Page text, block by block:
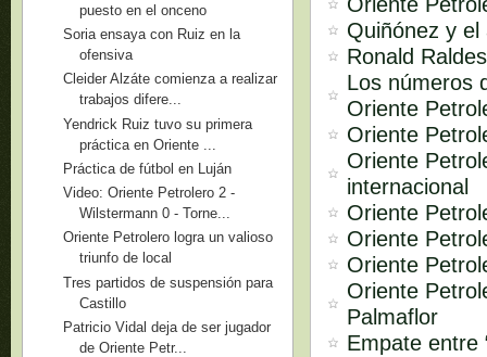
Quiñónez y
Ronald
Los números
Oriente
Oriente
Oriente
internacional
Oriente
Oriente
Oriente
Oriente
Palmaflor
Empate entre
puesto en el onceno
Soria ensaya con Ruiz en la
ofensiva
Cleider Alzáte comienza a realizar
trabajos difere...
Yendrick Ruiz tuvo su primera
práctica en Oriente ...
Práctica de fútbol en Luján
Video: Oriente Petrolero 2 -
Wilstermann 0 - Torne...
Oriente Petrolero logra un valioso
triunfo de local
Tres partidos de suspensión para
Castillo
Patricio Vidal deja de ser jugador
de Oriente Petr...